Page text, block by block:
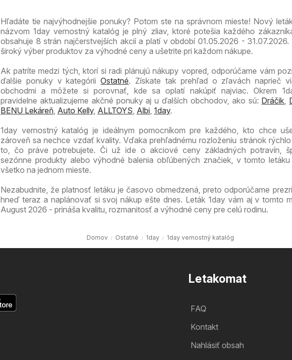
Hľadáte tie najvýhodnejšie ponuky? Potom ste na správnom mieste! Nový
názvom 1day vernostný katalóg je plný zliav, ktoré potešia každého
obsahuje 8 strán najčerstvejších akcií a platí v období 01.05.2026 - 31.07.2026.
široký výber produktov za výhodné ceny a ušetrite pri každom nákupe.
Ak patríte medzi tých, ktorí si radi plánujú nákupy vopred, odporúčame vám
ďalšie ponuky v kategóriiOstatné. Získate tak prehľad o zľavách naprieč
obchodmi a môžete si porovnať, kde sa oplatí nakúpiť najviac. Okrem
pravidelne aktualizujeme akčné ponuky aj u ďalších obchodov, ako sú: Dráčik
BENU Lekáreň Auto Kelly, ALLTOYS Albi 1day.
1day vernostný katalóg je ideálnym pomocníkom pre každého, kto chce
zároveň sa nechce vzdať kvality. Vďaka prehľadnému rozloženiu stránok
to, čo práve potrebujete. Či už ide o akciové ceny základných potravín,
sezónne produkty alebo výhodné balenia obľúbených značiek, v tomto letáku
všetko na jednom mieste.
Nezabudnite, že platnosť letáku je časovo obmedzená, preto odporúčame
hneď teraz a naplánovať si svoj nákup ešte dnes. Leták 1day vám aj v tomto
August 2026 - prináša kvalitu, rozmanitosť a výhodné ceny pre celú rodinu.
Domov Ostatné 1day 1day vernostný katalóg
Letakomat
FAQ
Kontakt
Nahlásiť obsah